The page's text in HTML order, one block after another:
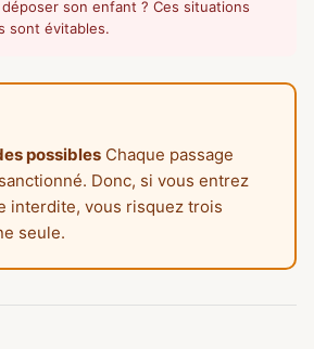
son enfant ? Ces situations
sont évitables.
possibles Chaque passage
Donc, si vous entrez
interdite, vous risquez trois
seule.